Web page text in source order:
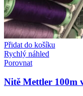
Přidat do košíku
Rychlý náhled
Porovnat
Nitě Mettler 100m